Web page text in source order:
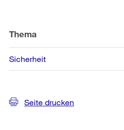
Thema
Sicherheit
Seite drucken